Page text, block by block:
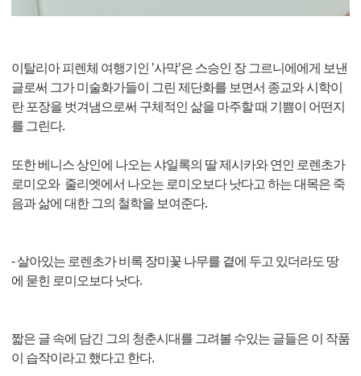
이탈리아 피렌체 여행기인 '사막'은 스승인 장 그르니에에게 보낸
글로써 그가 미술화가들이 그린 제단화를 보면서 종교와 시학이
란 포장을 벗겨냄으로써 구체적인 삶을 마주할 때 기쁨이 어떤지
를 그린다.
또한 베니스 상인에 나오는 샤일록의 딸 제시카와 연인 로렌초가
로미오와 줄리엣에서 나오는 로미오보다 낫다고 하는 대목은 죽
음과 삶에 대한 그의 철학을 보여준다.
- 살아있는 로렌초가 비록 장미꽃 나무를 곁에 두고 있더라도 땅
에 묻힌 로미오보다 낫다.
짧은 글 속에 담긴 그의 청춘시대를 그려볼 수있는 글들은 이 작품
이 습작이라고 했다고 한다.